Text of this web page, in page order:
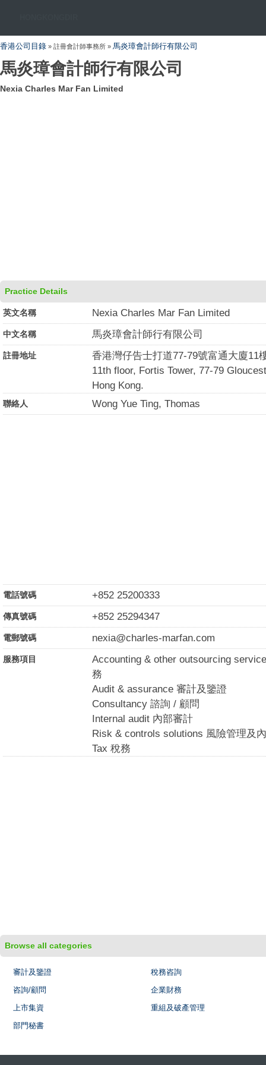
香港公司目錄 » 註冊會計師事務所 » 馬炎璋會計師行有限公司
馬炎璋會計師行有限公司
Nexia Charles Mar Fan Limited
Practice Details
英文名稱 Nexia Charles Mar Fan Limited
中文名稱 馬炎璋會計師行有限公司
註冊地址
香港灣仔告士打道77-79號富通大廈11
11th floor, Fortis Tower, 77-79
Hong Kong.
聯絡人 Wong Yue Ting, Thomas
電話號碼 +852 25200333
傳真號碼 +852 25294347
電郵號碼 nexia@charles-marfan.com
服務項目
Accounting & other outsourcing
務
Audit & assurance 審計及鑒證
Consultancy 諮詢 / 顧問
Internal audit 內部審計
Risk & controls solutions 風險管理及
Tax 稅務
Browse all categories
審計及鑒證
稅務咨詢
咨詢/顧問
企業財務
上市集資
重組及破產管理
部門秘書